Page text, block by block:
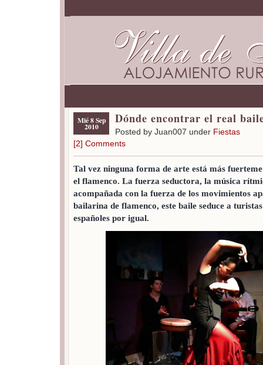
Mié 8 Sep
2010
Dónde encontrar el real
Posted by Juan007 under Fiestas
[2] Comments
Tal vez ninguna forma de arte está más
el flamenco. La fuerza seductora, la música
acompañada con la fuerza de los movimientos
bailarina de flamenco, este baile seduce a
españoles por igual.